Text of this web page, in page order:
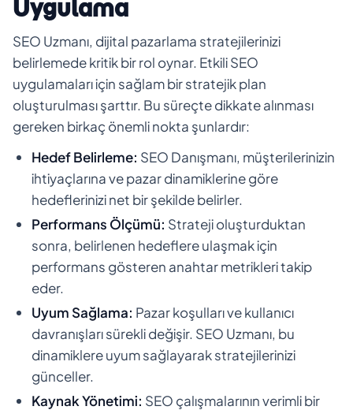
Uygulama
SEO Uzmanı, dijital pazarlama stratejilerinizi
belirlemede kritik bir rol oynar. Etkili SEO
uygulamaları için sağlam bir stratejik plan
oluşturulması şarttır. Bu süreçte dikkate alınması
gereken birkaç önemli nokta şunlardır:
Hedef Belirleme: SEO Danışmanı, müşterilerinizin
ihtiyaçlarına ve pazar dinamiklerine göre
hedeflerinizi net bir şekilde belirler.
Performans Ölçümü: Strateji oluşturduktan
sonra, belirlenen hedeflere ulaşmak için
performans gösteren anahtar metrikleri takip
eder.
Uyum Sağlama: Pazar koşulları ve kullanıcı
davranışları sürekli değişir. SEO Uzmanı, bu
dinamiklere uyum sağlayarak stratejilerinizi
günceller.
Kaynak Yönetimi: SEO çalışmalarının verimli bir